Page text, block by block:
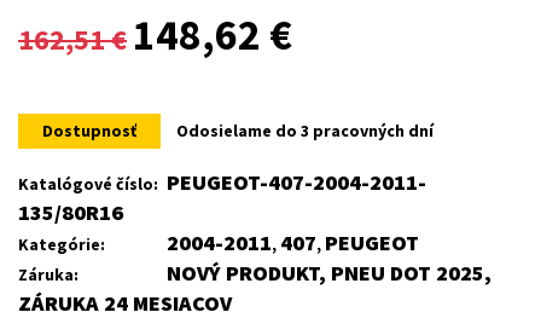
162,51€
Original
was:
162,51 €.
148,62 €
is:
148,62 €.
Dostupnosť Odosielame do 3 pracovných dní
Katalógové číslo: PEUGEOT-407-2004-2011-
135/80R16
Kategórie: 2004-2011, 407, PEUGEOT
Záruka:
NOVÝ PRODUKT, PNEU DOT 2025,
ZÁRUKA 24 MESIACOV